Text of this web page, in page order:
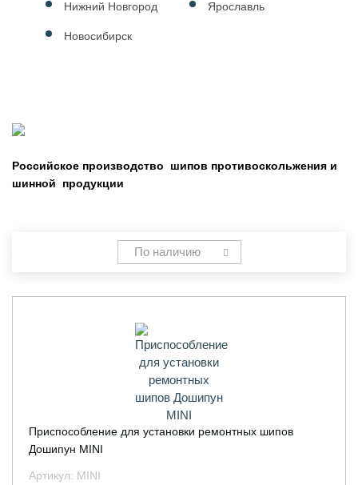
Нижний Новгород
Новосибирск
Ярославль
Российское производство шипов противоскольжения и
шинной продукции
По наличию
Приспособление для установки ремонтных шипов
Дошипун MINI
Артикул: MINI